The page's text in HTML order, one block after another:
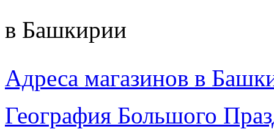
в Башкирии
Адреса магазинов в
География Большого